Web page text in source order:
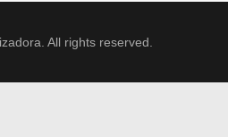
All rights reserved.